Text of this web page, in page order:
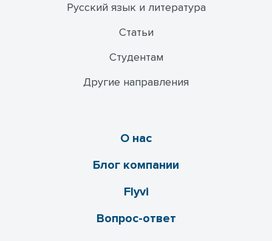
Русский язык и литература
Статьи
Студентам
Другие направления
О нас
Блог компании
Flyvi
Вопрос-ответ